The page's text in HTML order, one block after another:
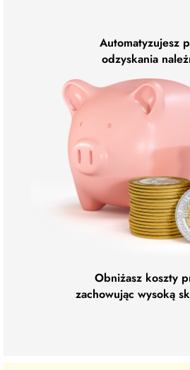
Automatyzujesz
odzyskania
Obniżasz koszty
zachowując wysoką